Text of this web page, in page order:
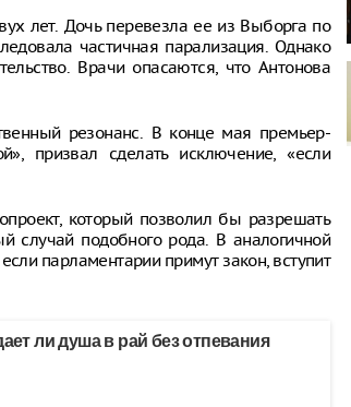
лет. Дочь перевезла ее из Выборга по
частичная парализация. Однако
Врачи опасаются, что Антонова
резонанс. В конце мая премьер-
призвал сделать исключение, «если
который позволил бы разрешать
случай подобного рода. В аналогичной
парламентарии примут закон, вступит
ли душа в рай без отпевания